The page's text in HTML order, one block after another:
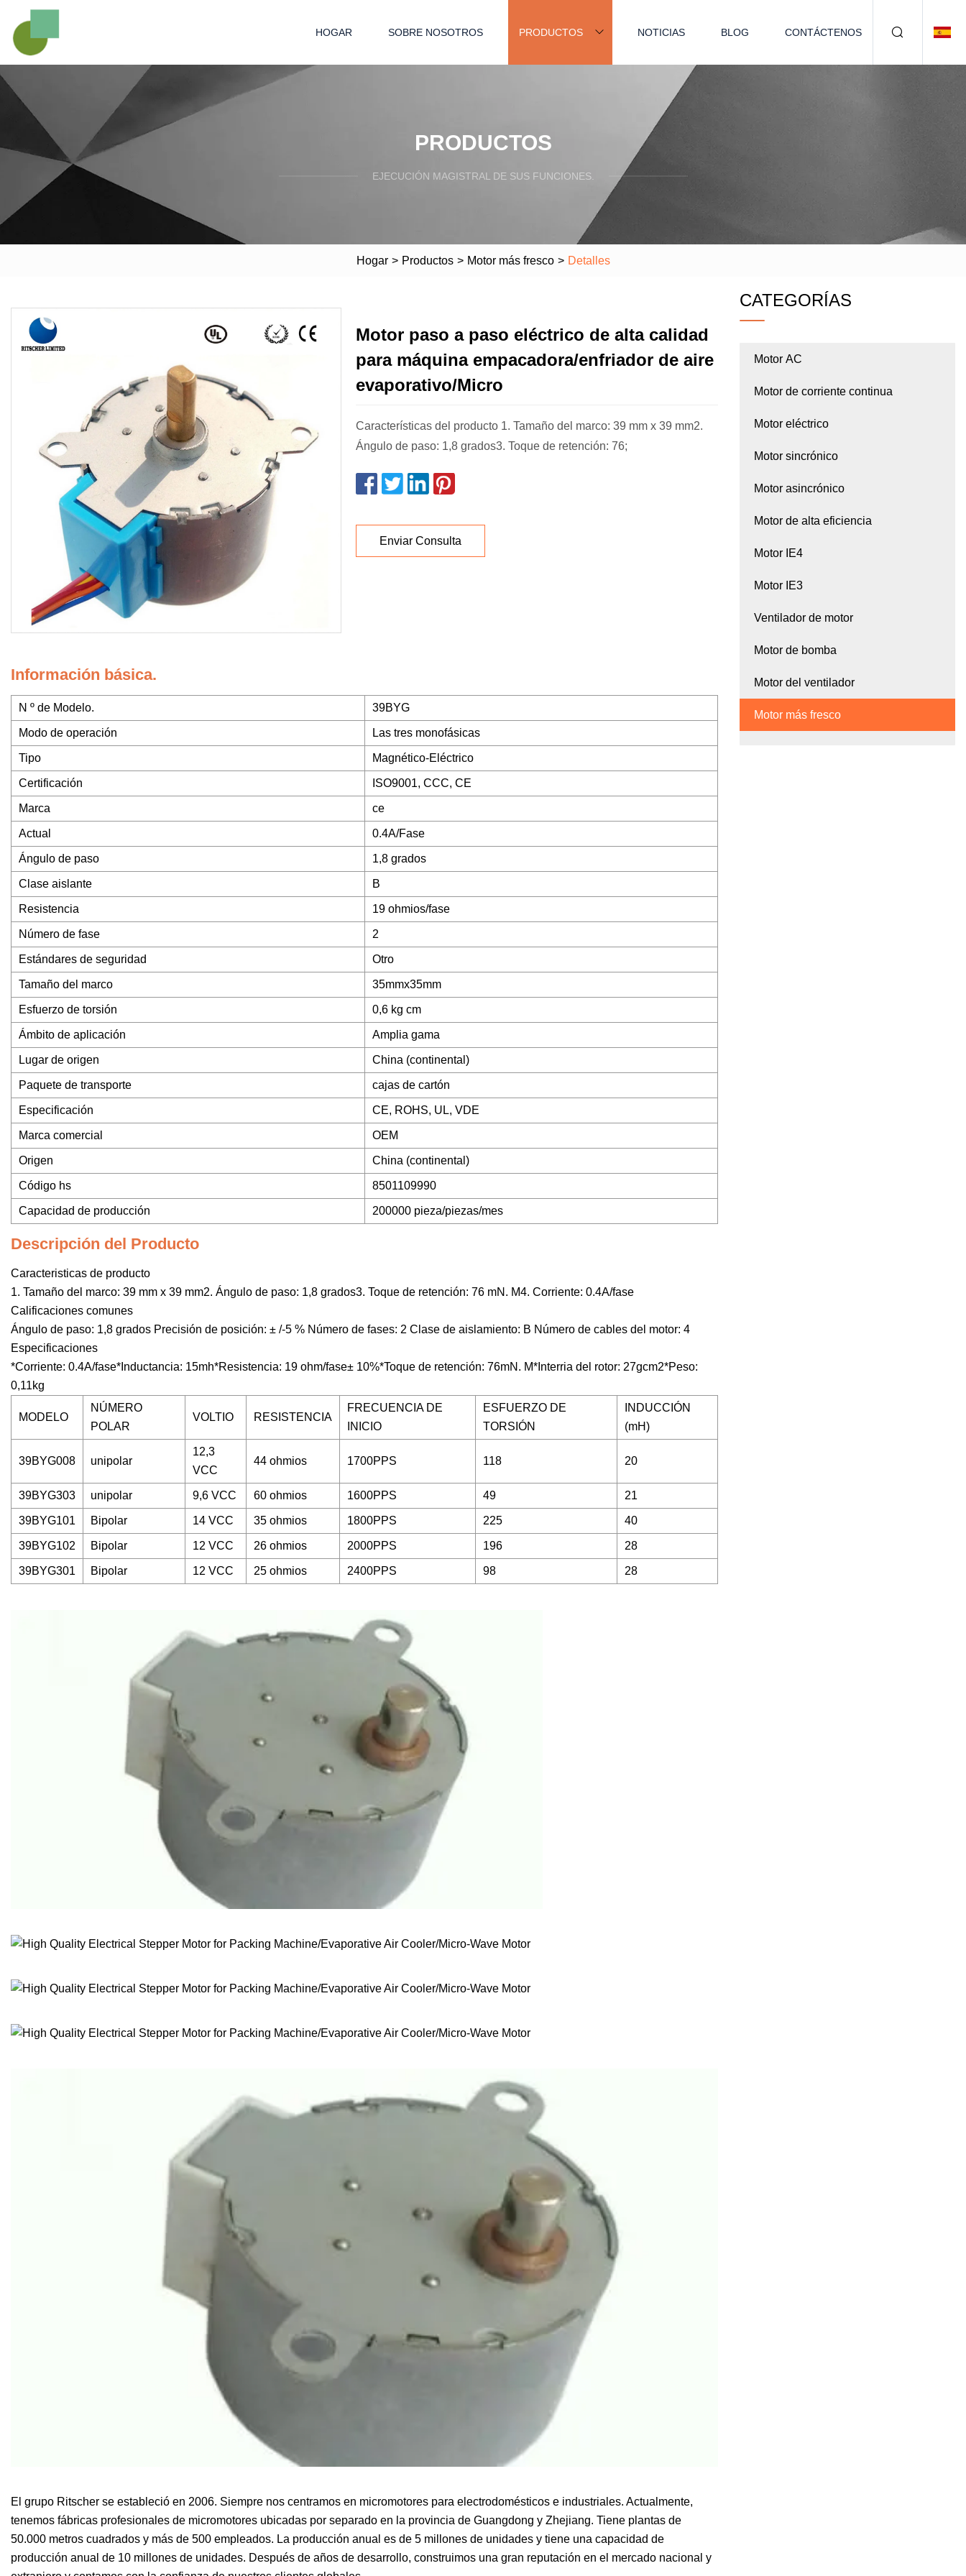
HOGAR SOBRE NOSOTROS PRODUCTOS NOTICIAS BLOG CONTÁCTENOS
PRODUCTOS
EJECUCIÓN MAGISTRAL DE SUS FUNCIONES.
Hogar > Productos > Motor más fresco > Detalles
Motor paso a paso eléctrico de alta calidad
para máquina empacadora/enfriador de aire
evaporativo/Micro
Características del producto 1. Tamaño del marco: 39 mm x 39 mm2.
Ángulo de paso: 1,8 grados3. Toque de retención: 76;
Enviar Consulta
Información básica.
N º de Modelo. 39BYG
Modo de operación Las tres monofásicas
Tipo Magnético-Eléctrico
Certificación ISO9001, CCC, CE
Marca ce
Actual 0.4A/Fase
Ángulo de paso 1,8 grados
Clase aislante B
Resistencia 19 ohmios/fase
Número de fase 2
Estándares de seguridad Otro
Tamaño del marco 35mmx35mm
Esfuerzo de torsión 0,6 kg cm
Ámbito de aplicación Amplia gama
Lugar de origen China (continental)
Paquete de transporte cajas de cartón
Especificación CE, ROHS, UL, VDE
Marca comercial OEM
Origen China (continental)
Código hs 8501109990
Capacidad de producción 200000 pieza/piezas/mes
Descripción del Producto
Caracteristicas de producto
1. Tamaño del marco: 39 mm x 39 mm2. Ángulo de paso: 1,8 grados3. Toque de retención: 76 mN. M4. Corriente: 0.4A/fase
Calificaciones comunes
Ángulo de paso: 1,8 grados Precisión de posición: ± /-5 % Número de fases: 2 Clase de aislamiento: B Número de cables del motor: 4
Especificaciones
*Corriente: 0.4A/fase*Inductancia: 15mh*Resistencia: 19 ohm/fase± 10%*Toque de retención: 76mN. M*Interria del rotor: 27gcm2*Peso:
0,11kg
MODELO
NÚMERO
POLAR
VOLTIO RESISTENCIA
FRECUENCIA DE
INICIO
ESFUERZO DE
TORSIÓN
INDUCCIÓN
(mH)
39BYG008 unipolar
12,3
VCC
44 ohmios 1700PPS 118 20
39BYG303 unipolar 9,6 VCC 60 ohmios 1600PPS 49 21
39BYG101 Bipolar 14 VCC 35 ohmios 1800PPS 225 40
39BYG102 Bipolar 12 VCC 26 ohmios 2000PPS 196 28
39BYG301 Bipolar 12 VCC 25 ohmios 2400PPS 98 28
El grupo Ritscher se estableció en 2006. Siempre nos centramos en micromotores para electrodomésticos e industriales. Actualmente,
tenemos fábricas profesionales de micromotores ubicadas por separado en la provincia de Guangdong y Zhejiang. Tiene plantas de
50.000 metros cuadrados y más de 500 empleados. La producción anual es de 5 millones de unidades y tiene una capacidad de
producción anual de 10 millones de unidades. Después de años de desarrollo, construimos una gran reputación en el mercado nacional y
CATEGORÍAS
Motor AC
Motor de corriente continua
Motor eléctrico
Motor sincrónico
Motor asincrónico
Motor de alta eficiencia
Motor IE4
Motor IE3
Ventilador de motor
Motor de bomba
Motor del ventilador
Motor más fresco